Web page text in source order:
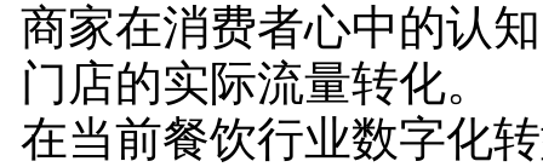
商家在消费者心中的认
门店的实际流量转化。
在当前餐饮行业数字化